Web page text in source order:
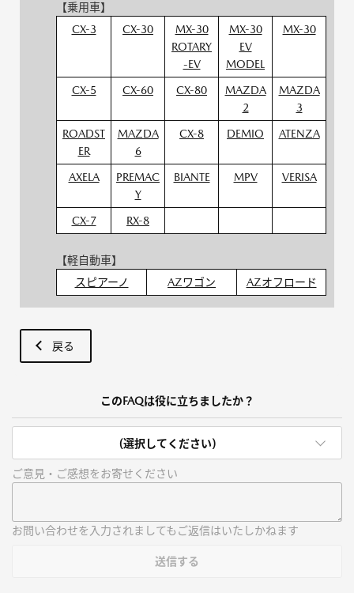
【乗用車】
CX-3
CX-30
MX-30
ROTARY
-EV
MX-30
EV
MODEL
MX-30
CX-5 CX-60 CX-80
MAZDA
2
MAZDA
3
ROADST
ER
MAZDA
6
CX-8 DEMIO ATENZA
AXELA
PREMAC
Y
BIANTE MPV VERISA
CX-7 RX-8
【軽自動車】
スピアーノ
AZワゴン AZオフロード
戻る
このFAQは役に立ちましたか？
(選択してください)
ご意見・ご感想をお寄せください
お問い合わせを入力されましてもご返信はいたしかねます
送信する